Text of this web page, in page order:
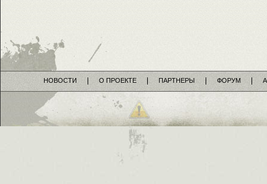
НОВОСТИ О ПРОЕКТЕ ПАРТНЕРЫ ФОРУМ